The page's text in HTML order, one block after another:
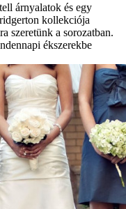
árnyalatok és egy
kollekciója
szeretünk a sorozatban.
ékszerekbe